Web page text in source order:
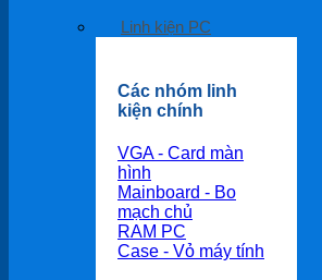
Linh kiện PC
Các nhóm linh
kiện chính
VGA - Card màn
hình
Mainboard - Bo
mạch chủ
RAM PC
Case - Vỏ máy tính